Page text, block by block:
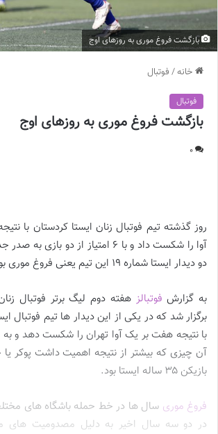
بازگشت فروغ موری به روزهای اوج
خانه/ فوتبال
فوتبال
بازگشت فروغ موری به روزهای اوج
0
روز گذشته تیم فوتبال زنان ایستا کردستان با
آوا را شکست داد و با ۶ امتیاز از دو
دو دیدار ایستا شماره ۱۹ این تیم یعنی فروغ موری بود.
به گزارش فوتبالز هفته دوم لیگ برتر فوتبال
برگزار شد که در یکی از این دیدار ها تیم فوتبال
با نتیجه هفت بر یک آوا تهران را شکست دهد و
آن چیزی که بیشتر از نتیجه اهمیت داشت پوکر
بازیکن ۳۵ ساله ایستا بود.
فروغ موری سال ها در خط حمله باشگاه های
در دو سه سال اخیر به دلیل مصدومیت های